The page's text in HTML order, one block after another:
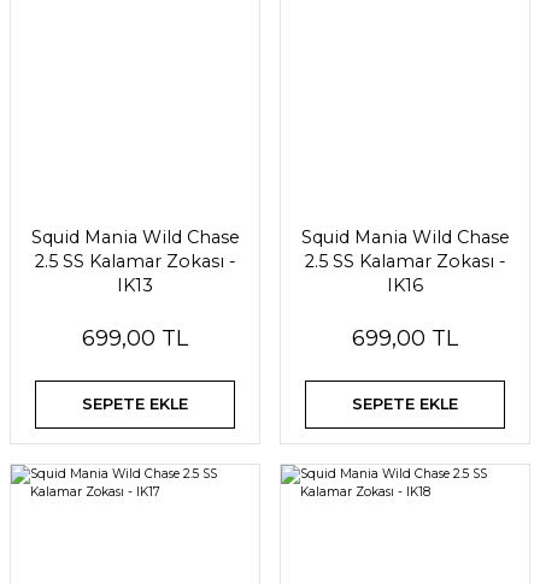
Squid Mania Wild Chase
2.5 SS Kalamar Zokası -
IK13
699,00 TL
SEPETE EKLE
Squid Mania Wild Chase
2.5 SS Kalamar Zokası -
IK16
699,00 TL
SEPETE EKLE